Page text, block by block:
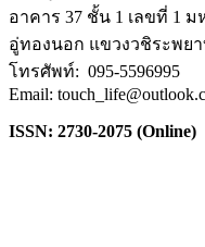
อาคาร 37 ชั้น 1 เลขที่ 1
อู่ทองนอก แขวงวชิระพยา
โทรศัพท์: 095-5596995
Email:
ISSN: 2730-2075 (Online)